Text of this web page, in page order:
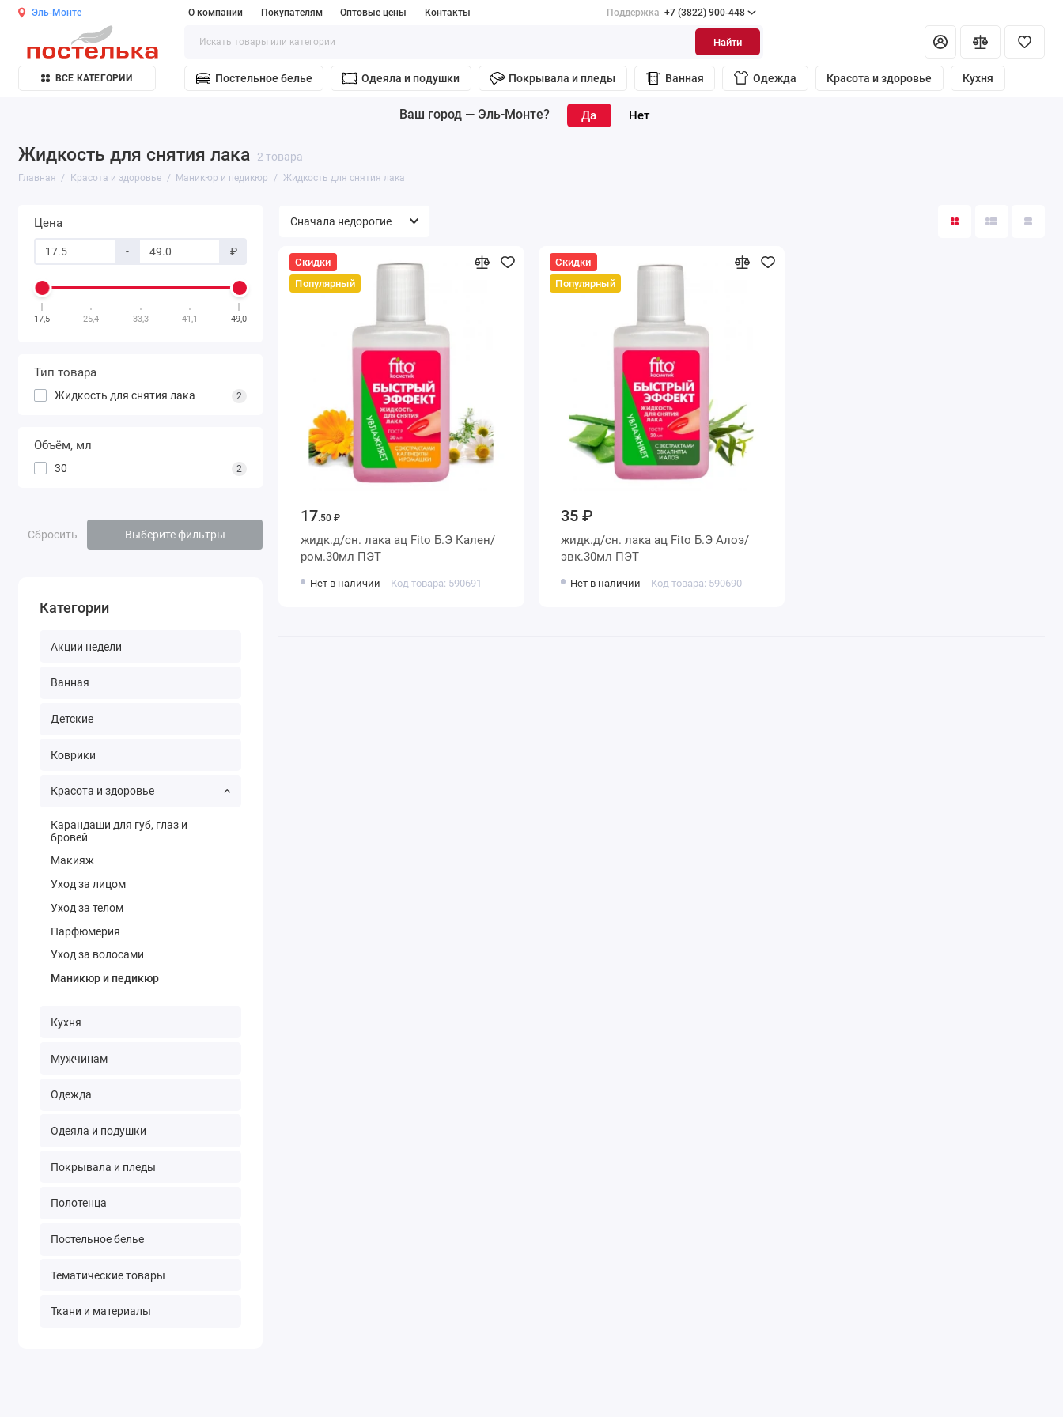
Эль-Монте О компании Покупателям Оптовые цены Контакты Поддержка +7 (3822) 900-448
Найти
ВСЕ КАТЕГОРИИ Постельное белье Одеяла и подушки Покрывала и пледы Ванная Одежда Красота и здоровье Кухня
Ваш город — Эль-Монте?
Жидкость для снятия лака 2 товара
Главная Красота и здоровье Маникюр и педикюр Жидкость для снятия лака
Цена
- ₽
17,5 25,4 33,3 41,1 49,0
Тип товара
Жидкость для снятия лака 2
Объём, мл
30 2
Сбросить Выберите фильтры
Категории
Акции недели
Ванная
Детские
Коврики
Красота и здоровье
Карандаши для губ, глаз и
бровей
Макияж
Уход за лицом
Уход за телом
Парфюмерия
Уход за волосами
Маникюр и педикюр
Кухня
Мужчинам
Одежда
Одеяла и подушки
Покрывала и пледы
Полотенца
Постельное белье
Тематические товары
Ткани и материалы
Скидки
Популярный
17.50 ₽
жидк.д/сн. лака ац Fito Б.Э Кален/
ром.30мл ПЭТ
Нет в наличии Код товара: 590691
Скидки
Популярный
35 ₽
жидк.д/сн. лака ац Fito Б.Э Алоэ/
эвк.30мл ПЭТ
Нет в наличии Код товара: 590690